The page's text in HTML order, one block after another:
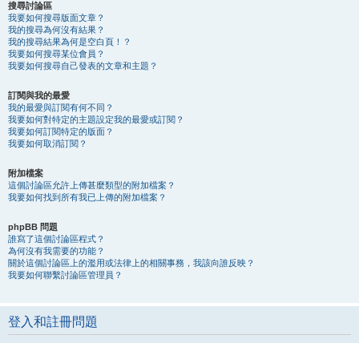
搜尋討論區
我要如何搜尋版面文章？
我的搜尋為何沒有結果？
我的搜尋結果為何是空白頁！？
我要如何搜尋某位會員？
我要如何搜尋自己發表的文章和主題？
訂閱與我的最愛
我的最愛與訂閱有何不同？
我要如何對特定的主題設定我的最愛或訂閱？
我要如何訂閱特定的版面？
我要如何取消訂閱？
附加檔案
這個討論區允許上傳甚麼類型的附加檔案？
我要如何找到所有我已上傳的附加檔案？
phpBB 問題
誰寫了這個討論區程式？
為何沒有我需要的功能？
關於這個討論區上的濫用或法律上的相關事務，我該向誰反映？
我要如何聯繫討論區管理員？
登入和註冊問題